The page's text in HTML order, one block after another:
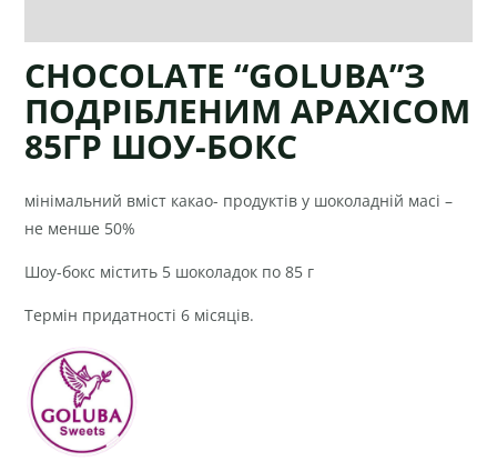
CHOCOLATE “GOLUBA”З
ПОДРІБЛЕНИМ АРАХІСОМ
85ГР ШОУ-БОКС
мінімальний вміст какао- продуктів у шоколадній масі –
не менше 50%
Шоу-бокс містить 5 шоколадок по 85 г
Термін придатності 6 місяців.